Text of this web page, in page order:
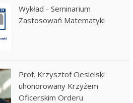
Wykład - Seminarium
Zastosowań Matematyki
Prof. Krzysztof Ciesielski
uhonorowany Krzyżem
Oficerskim Orderu